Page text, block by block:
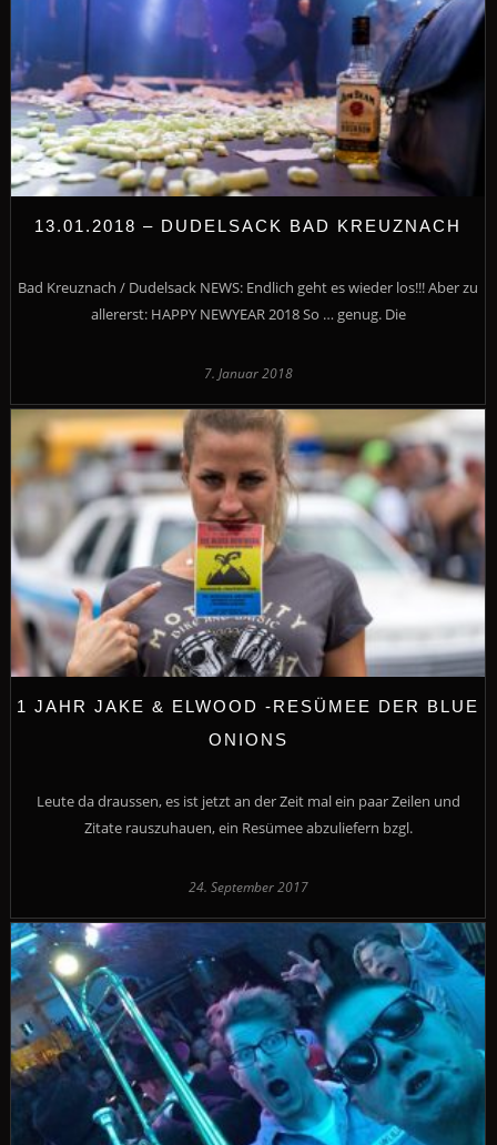
13.01.2018 – DUDELSACK BAD KREUZNACH
Bad Kreuznach / Dudelsack NEWS: Endlich geht es wieder los!!! Aber zu
allererst: HAPPY NEWYEAR 2018 So … genug. Die
7. Januar 2018
1 JAHR JAKE & ELWOOD -RESÜMEE DER BLUE
ONIONS
Leute da draussen, es ist jetzt an der Zeit mal ein paar Zeilen und
Zitate rauszuhauen, ein Resümee abzuliefern bzgl.
24. September 2017